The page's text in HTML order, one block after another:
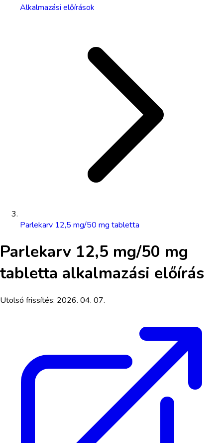
Alkalmazási előírások
Parlekarv 12,5 mg/50 mg tabletta
Parlekarv 12,5 mg/50 mg
tabletta alkalmazási előírás
Utolsó frissítés: 2026. 04. 07.